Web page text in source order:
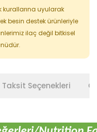
kurallarına uyularak
besin destek ürünleriyle
ilaç değil bitkisel
Taksit Seçenekleri